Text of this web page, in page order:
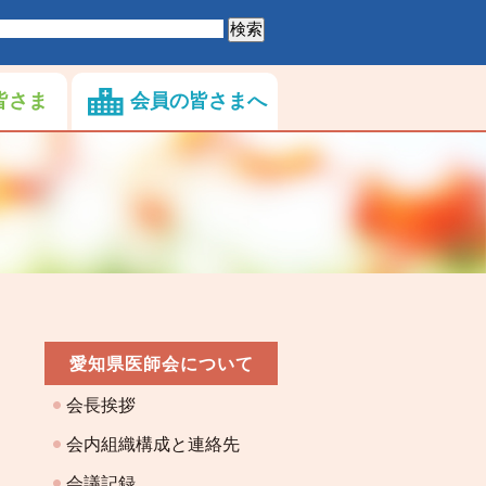
さま 会員の皆さまへ
愛知県医師会について
会長挨拶
会内組織構成と連絡先